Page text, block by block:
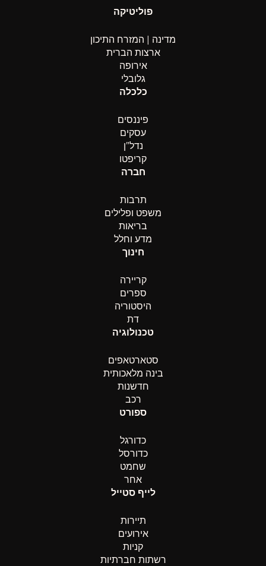
פוליטיקה
מדינה | המזרח התיכון
ארצות הברית
אירופה
גלובלי
כלכלה
פיננסים
עסקים
נדל”ן
קריפטו
חברה
תרבות
משפט ופלילים
בריאות
מדע וחלל
חינוך
קריירה
ספרים
היסטוריה
דת
טכנולוגיה
סטארטאפים
בינה מלאכותית
חדשנות
רכב
ספורט
כדורגל
כדורסל
שחמט
אחר
לייף סטייל
תיירות
אירועים
קניות
רשתות חברתיות